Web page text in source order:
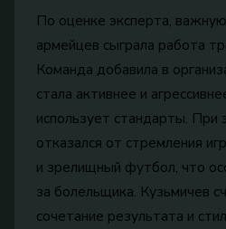
По оценке эксперта,
армейцев сыграла работа
Команда добавила в
стала активнее и
использует стандарты.
отказался от стремления
и зрелищный футбол, что
за болельщика. Кузьмичев
сочетание результата и